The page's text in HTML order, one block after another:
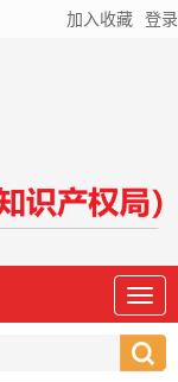
加入收藏 登录